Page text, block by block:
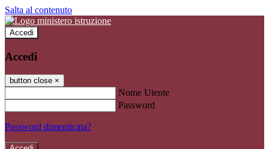
Salta al contenuto
Accedi
Accedi
button close ×
Nome Utente
Password
Password dimenticata?